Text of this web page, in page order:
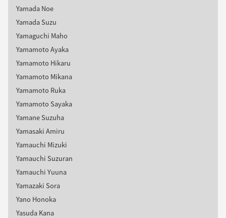
Yamada Noe
Yamada Suzu
Yamaguchi Maho
Yamamoto Ayaka
Yamamoto Hikaru
Yamamoto Mikana
Yamamoto Ruka
Yamamoto Sayaka
Yamane Suzuha
Yamasaki Amiru
Yamauchi Mizuki
Yamauchi Suzuran
Yamauchi Yuuna
Yamazaki Sora
Yano Honoka
Yasuda Kana